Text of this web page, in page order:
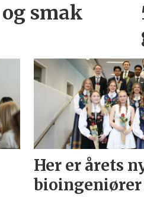
smak
Her er årets
bioingeniører